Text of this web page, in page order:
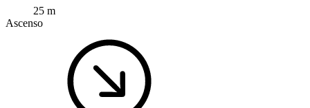
25 m
Ascenso